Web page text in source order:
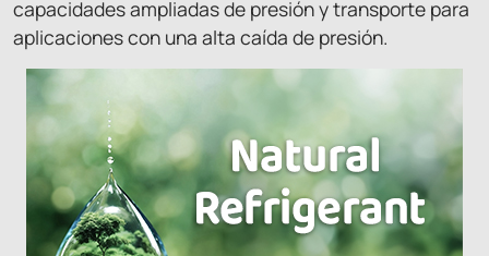
capacidades ampliadas de presión y transporte para
aplicaciones con una alta caída de presión.